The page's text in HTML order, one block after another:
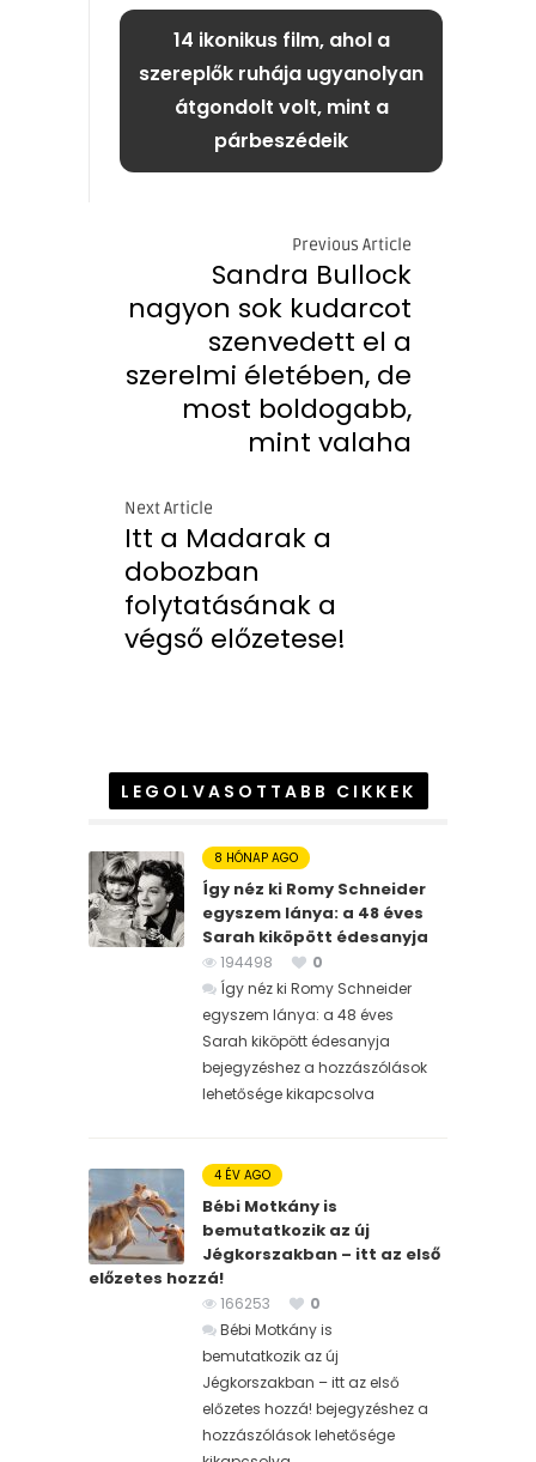
14 ikonikus film, ahol a
szereplők ruhája ugyanolyan
átgondolt volt, mint a
párbeszédeik
Previous Article
Sandra Bullock
nagyon sok kudarcot
szenvedett el a
szerelmi életében, de
most boldogabb,
mint valaha
Next Article
Itt a Madarak a
dobozban
folytatásának a
végső előzetese!
LEGOLVASOTTABB CIKKEK
8 HÓNAP AGO
Így néz ki Romy Schneider
egyszem lánya: a 48 éves
Sarah kiköpött édesanyja
194498
0
Így néz ki Romy Schneider
egyszem lánya: a 48 éves
Sarah kiköpött édesanyja
bejegyzéshez a hozzászólások
lehetősége kikapcsolva
4 ÉV AGO
Bébi Motkány is
bemutatkozik az új
Jégkorszakban – itt az első
előzetes hozzá!
166253
0
Bébi Motkány is
bemutatkozik az új
Jégkorszakban – itt az első
előzetes hozzá! bejegyzéshez a
hozzászólások lehetősége